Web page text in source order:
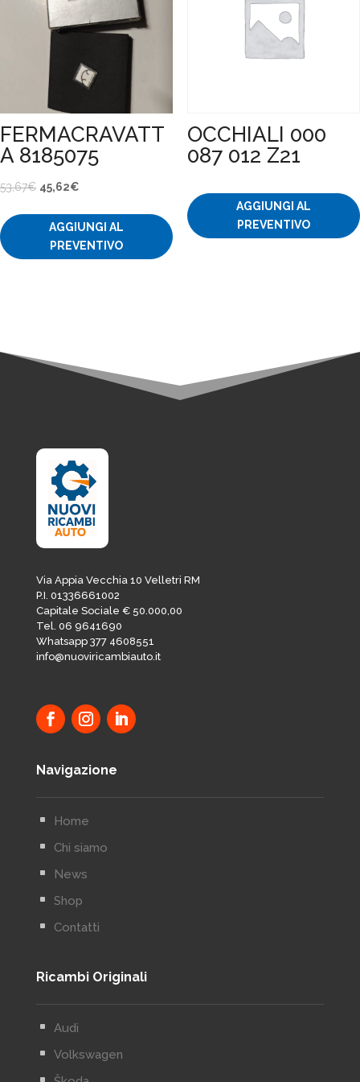
FERMACRAVATT
A 8185075
53,67€ Il
originale
era:
45,62€
attuale
è:
AGGIUNGI AL
PREVENTIVO
OCCHIALI 000
087 012 Z21
AGGIUNGI AL
PREVENTIVO
Via Appia Vecchia 10 Velletri RM
P.I. 01336661002
Capitale Sociale € 50.000,00
Tel. 06 9641690
Whatsapp 377 4608551
info@nuoviricambiauto.it
Navigazione
^ Home
^ Chi siamo
^ News
^ Shop
^ Contatti
Ricambi Originali
^ Audi
^ Volkswagen